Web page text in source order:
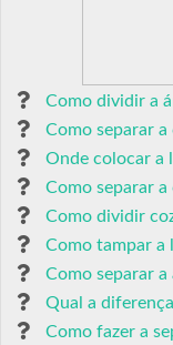
Como dividir a
Como separar a
Onde colocar a
Como separar a
Como dividir
Como tampar a
Como separar a
Qual a
Como fazer a